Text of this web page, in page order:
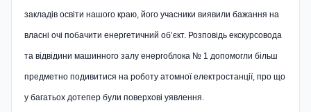
закладів освіти нашого краю, його учасники виявили бажання на
власні очі побачити енергетичний об’єкт. Розповідь екскурсовода
та відвідини машинного залу енергоблока № 1 допомогли більш
предметно подивитися на роботу атомної електростанції, про що
у багатьох дотепер були поверхові уявлення.